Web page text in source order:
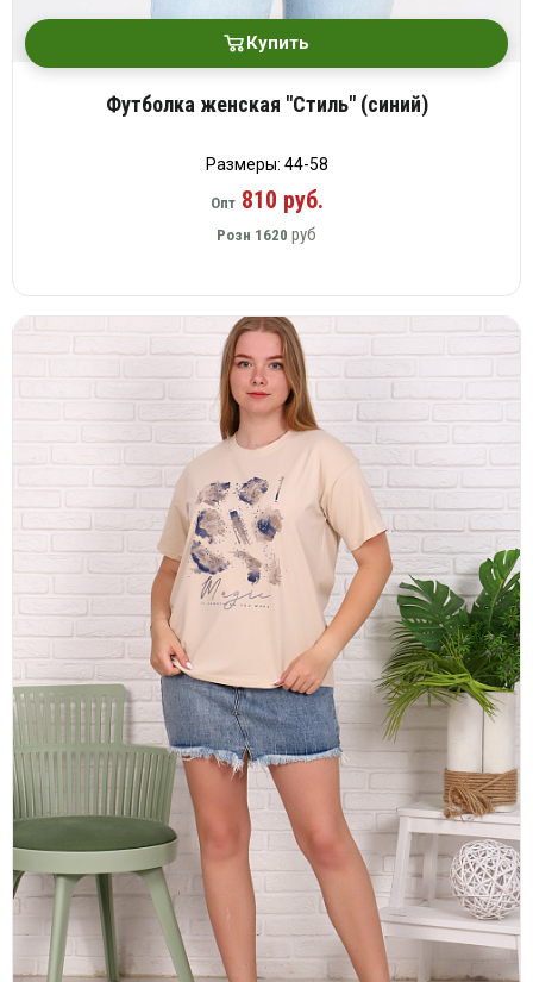
Купить
Футболка женская "Стиль" (синий)
Размеры: 44-58
Опт810 руб.
Розн 1620 руб